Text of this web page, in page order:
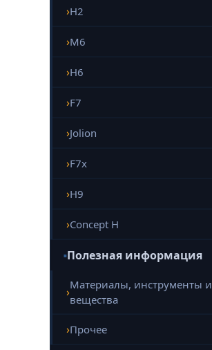
H2
M6
H6
F7
Jolion
F7x
H9
Concept H
Полезная информация
Материалы, инструменты и
вещества
Прочее